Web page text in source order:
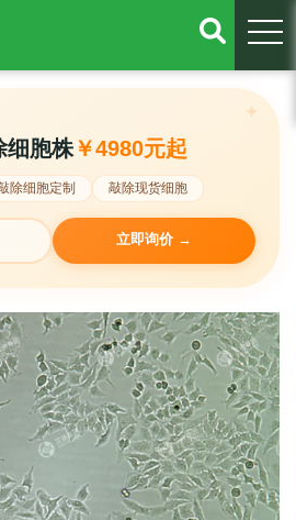
细胞株￥4980元起
除细胞定制 敲除现货细胞
立即询价 →